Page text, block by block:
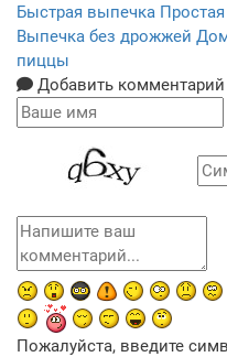
Быстрая выпечка
Выпечка без дрожжей
пиццы
Добавить комментарий
Пожалуйста, введите